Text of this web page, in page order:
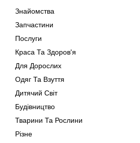
Знайомства
Запчастини
Послуги
Краса Та Здоров'я
Для Дорослих
Одяг Та Взуття
Дитячий Світ
Будівництво
Тварини Та Рослини
Різне